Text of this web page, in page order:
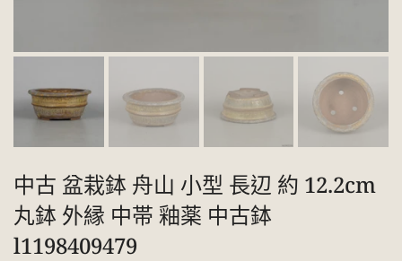
中古 盆栽鉢 舟山 小型 長辺 約 12.2cm
丸鉢 外縁 中帯 釉薬 中古鉢
l1198409479